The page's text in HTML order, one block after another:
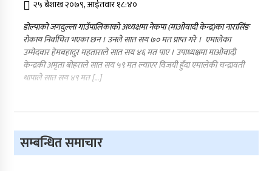
२५ बैशाख २०७९, आईतवार १८:४०
डोल्पाको जगदुल्ला गाउँपालिकाको अध्यक्षमा नेकपा (माओवादी केन्द्र)का नारासिंङ
रोकाय निर्वाचित भएका छन । उनले सात सय ७० मत प्राप्त गरे । एमालेका
उम्मेदवार हेमबहादुर महताराले सात सय ४६ मत पाए । उपाध्यक्षमा माओवादी
केन्द्रकी अमृता बोहराले सात सय ५९ मत ल्याएर विजयी हुँदा एमालेकी चन्द्रावती
थापाले सात सय ४९ मत […]
सम्बन्धित समाचार